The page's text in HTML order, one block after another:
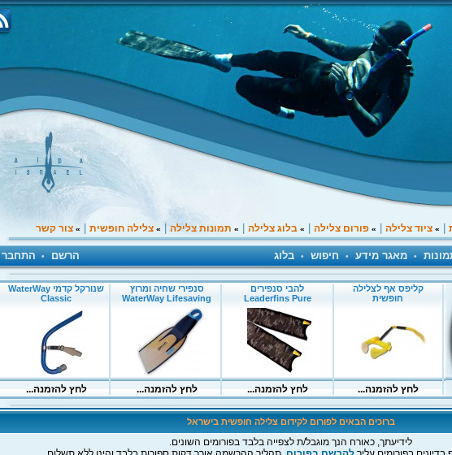
» ציוד צלילה » פורום צלילה » בלוג צלילה » תמונות צלילה » צלילה חופשית » צור קשר
• מאגר מידע • חיפוש • בלוג הרשם • התחבר
ברוכים הבאים לפורום לקידום צלילה חופשית בישראל
לידיעתך, כאורח הנך מוגבל/ת לצפייה בלבד בפורומים השונים.